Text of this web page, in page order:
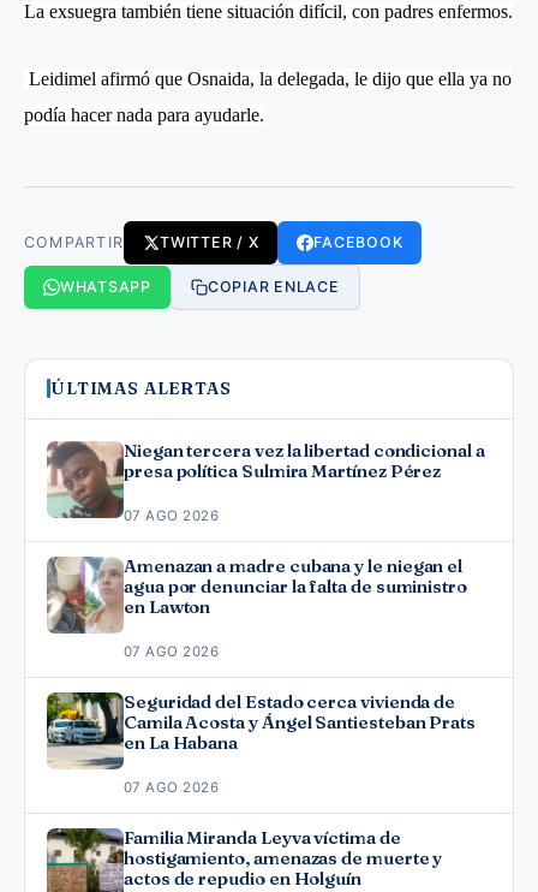
La exsuegra también tiene situación difícil, con padres enfermos.
Leidimel afirmó que Osnaida, la delegada, le dijo que ella ya no
podía hacer nada para ayudarle.
COMPARTIR TWITTER / X FACEBOOK
WHATSAPP COPIAR ENLACE
ÚLTIMAS ALERTAS
Niegan tercera vez la libertad condicional a
presa política Sulmira Martínez Pérez
07 AGO 2026
Amenazan a madre cubana y le niegan el
agua por denunciar la falta de suministro
en Lawton
07 AGO 2026
Seguridad del Estado cerca vivienda de
Camila Acosta y Ángel Santiesteban Prats
en La Habana
07 AGO 2026
Familia Miranda Leyva víctima de
hostigamiento, amenazas de muerte y
actos de repudio en Holguín